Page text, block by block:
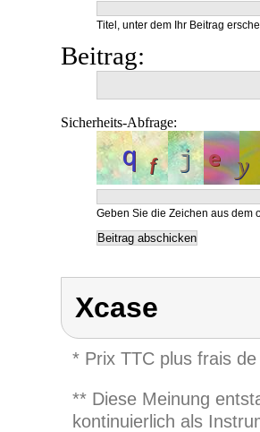
Titel, unter dem Ihr Beitrag
Beitrag:
Sicherheits-Abfrage:
Geben Sie die Zeichen aus dem
Xcase
* Prix TTC plus frais
** Diese Meinung
kontinuierlich als